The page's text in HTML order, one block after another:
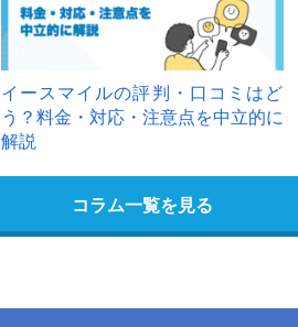
イースマイルの評判・口コミはど
う？料金・対応・注意点を中立的に
解説
コラム一覧を見る